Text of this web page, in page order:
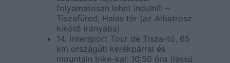
folyamatosan lehet indulni!! –
Tiszafüred, Halas tér (az Albatrosz
kikötő irányába)
14. Intersport Tour de Tisza-tó, 65
km országúti kerékpárral és
mountain bike-kal: 10:50 óra (lassú